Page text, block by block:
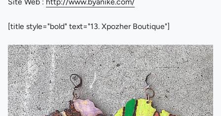
[title style="bold" text="13. Xpozher Boutique"]